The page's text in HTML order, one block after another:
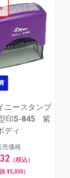
ニースタンプ
印S-845 紫
ディ
売価格
（税込）
¥5,030）